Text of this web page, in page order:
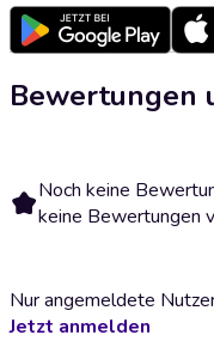
Bewertungen
Noch keine
keine Bewertungen
Nur angemeldete
Jetzt anmelden